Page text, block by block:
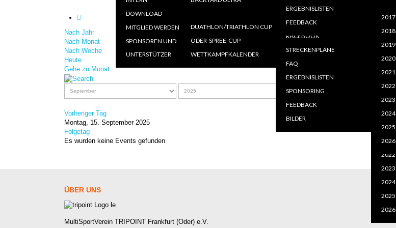
DOWNLOAD
ÖFFENTLICHE DOKUMENTE
MITGLIED WERDEN
SPONSOREN UND
UNTERSTÜTZER
2021
2022
2023
2024
2021
2022
2025
2026
LEISTUNGEN
LAGEPLAN EVENTGELÄNDE
RACEBOOK
STRECKENPLÄNE
FAQ
ERGEBNISLISTEN
2017
2018
2019
2020
2021
2022
2023
2024
2025
2026
SPONSORING
FEEDBACK
BILDER
2024
2026
ERGEBNISLISTEN
2017
2018
2019
2020
2021
2022
2023
2024
2025
2026
FEEDBACK
DUATHLON/TRIATHLON CUP
ODER-SPREE-CUP
WETTKAMPFKALENDER
Nach Jahr
Nach Monat
Nach Woche
Heute
Gehe zu Monat
Gehe zu Monat
Vorheriger Tag
Montag, 15. September 2025
Folgetag
Es wurden keine Events gefunden
ÜBER UNS
MultiSportVerein TRIPOINT Frankfurt (Oder) e.V.